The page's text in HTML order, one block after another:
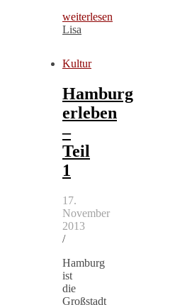
weiterlesen
Lisa
Kultur
Hamburg
erleben
–
Teil
1
17.
November
2013
/
Hamburg
ist
die
Großstadt